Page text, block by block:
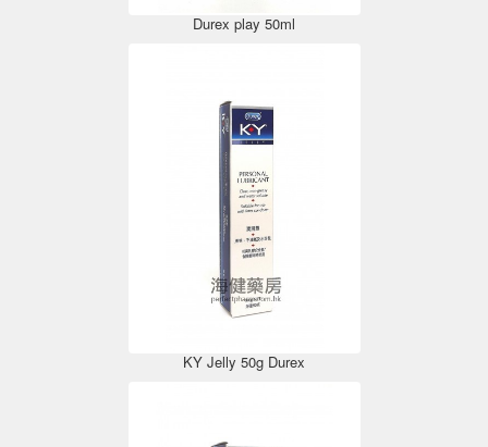
Durex play 50ml
KY Jelly 50g Durex